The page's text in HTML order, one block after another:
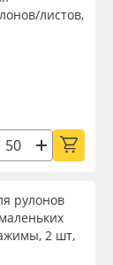
листов,
рулонов
2 шт,